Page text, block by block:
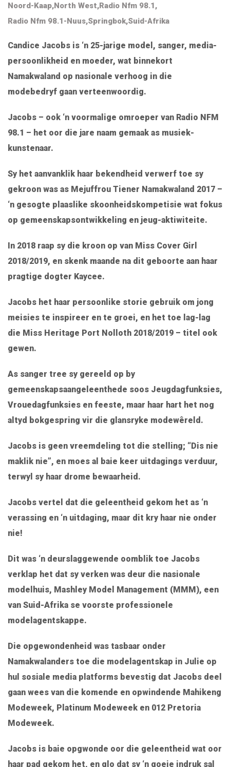
Noord-Kaap,North West,Radio Nfm 98.1,
Radio Nfm 98.1-Nuus,Springbok,Suid-Afrika
Candice Jacobs is ‘n 25-jarige model, sanger, media-
persoonlikheid en moeder, wat binnekort
Namakwaland op nasionale verhoog in die
modebedryf gaan verteenwoordig.
Jacobs – ook ‘n voormalige omroeper van Radio NFM
98.1 – het oor die jare naam gemaak as musiek-
kunstenaar.
Sy het aanvanklik haar bekendheid verwerf toe sy
gekroon was as Mejuffrou Tiener Namakwaland 2017 –
‘n gesogte plaaslike skoonheidskompetisie wat fokus
op gemeenskapsontwikkeling en jeug-aktiwiteite.
In 2018 raap sy die kroon op van Miss Cover Girl
2018/2019, en skenk maande na dit geboorte aan haar
pragtige dogter Kaycee.
Jacobs het haar persoonlike storie gebruik om jong
meisies te inspireer en te groei, en het toe lag-lag
die Miss Heritage Port Nolloth 2018/2019 – titel ook
gewen.
As sanger tree sy gereeld op by
gemeenskapsaangeleenthede soos Jeugdagfunksies,
Vrouedagfunksies en feeste, maar haar hart het nog
altyd bokgespring vir die glansryke modewêreld.
Jacobs is geen vreemdeling tot die stelling; “Dis nie
maklik nie”, en moes al baie keer uitdagings verduur,
terwyl sy haar drome bewaarheid.
Jacobs vertel dat die geleentheid gekom het as ‘n
verassing en ‘n uitdaging, maar dit kry haar nie onder
nie!
Dit was ‘n deurslaggewende oomblik toe Jacobs
verklap het dat sy verken was deur die nasionale
modelhuis, Mashley Model Management (MMM), een
van Suid-Afrika se voorste professionele
modelagentskappe.
Die opgewondenheid was tasbaar onder
Namakwalanders toe die modelagentskap in Julie op
hul sosiale media platforms bevestig dat Jacobs deel
gaan wees van die komende en opwindende Mahikeng
Modeweek, Platinum Modeweek en 012 Pretoria
Modeweek.
Jacobs is baie opgwonde oor die geleentheid wat oor
haar pad gekom het, en glo dat sy ‘n goeie indruk sal